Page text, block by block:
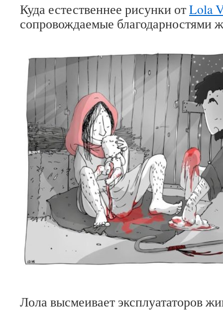
Куда естественнее рисунки отLola
сопровождаемые благодарностями
Лола высмеивает эксплуататоров